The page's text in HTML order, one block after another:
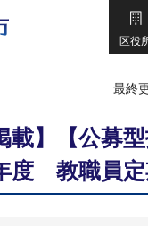
区役
最終
載】【公募
度 教職員定